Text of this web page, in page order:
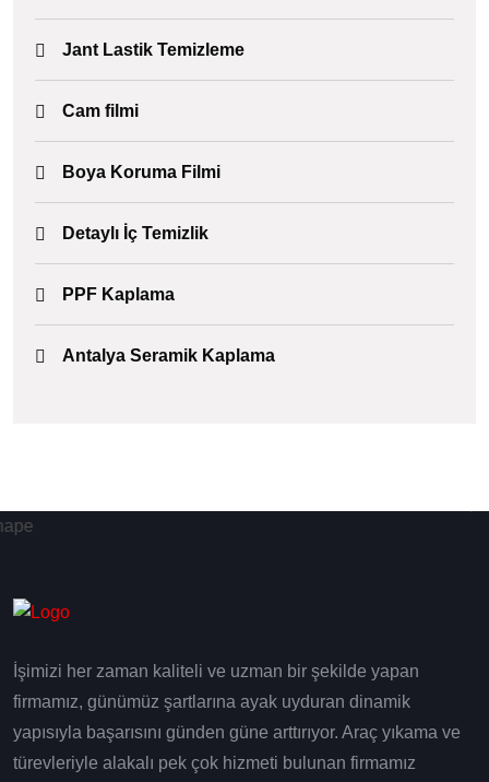
Jant Lastik Temizleme
Cam filmi
Boya Koruma Filmi
Detaylı İç Temizlik
PPF Kaplama
Antalya Seramik Kaplama
İşimizi her zaman kaliteli ve uzman bir şekilde yapan
firmamız, günümüz şartlarına ayak uyduran dinamik
yapısıyla başarısını günden güne arttırıyor. Araç yıkama ve
türevleriyle alakalı pek çok hizmeti bulunan firmamız